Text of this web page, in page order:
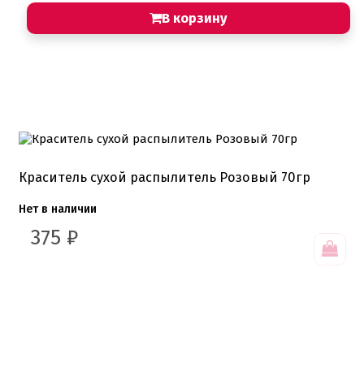
В корзину
Краситель сухой распылитель Розовый 70гр
Нет в наличии
375 ₽